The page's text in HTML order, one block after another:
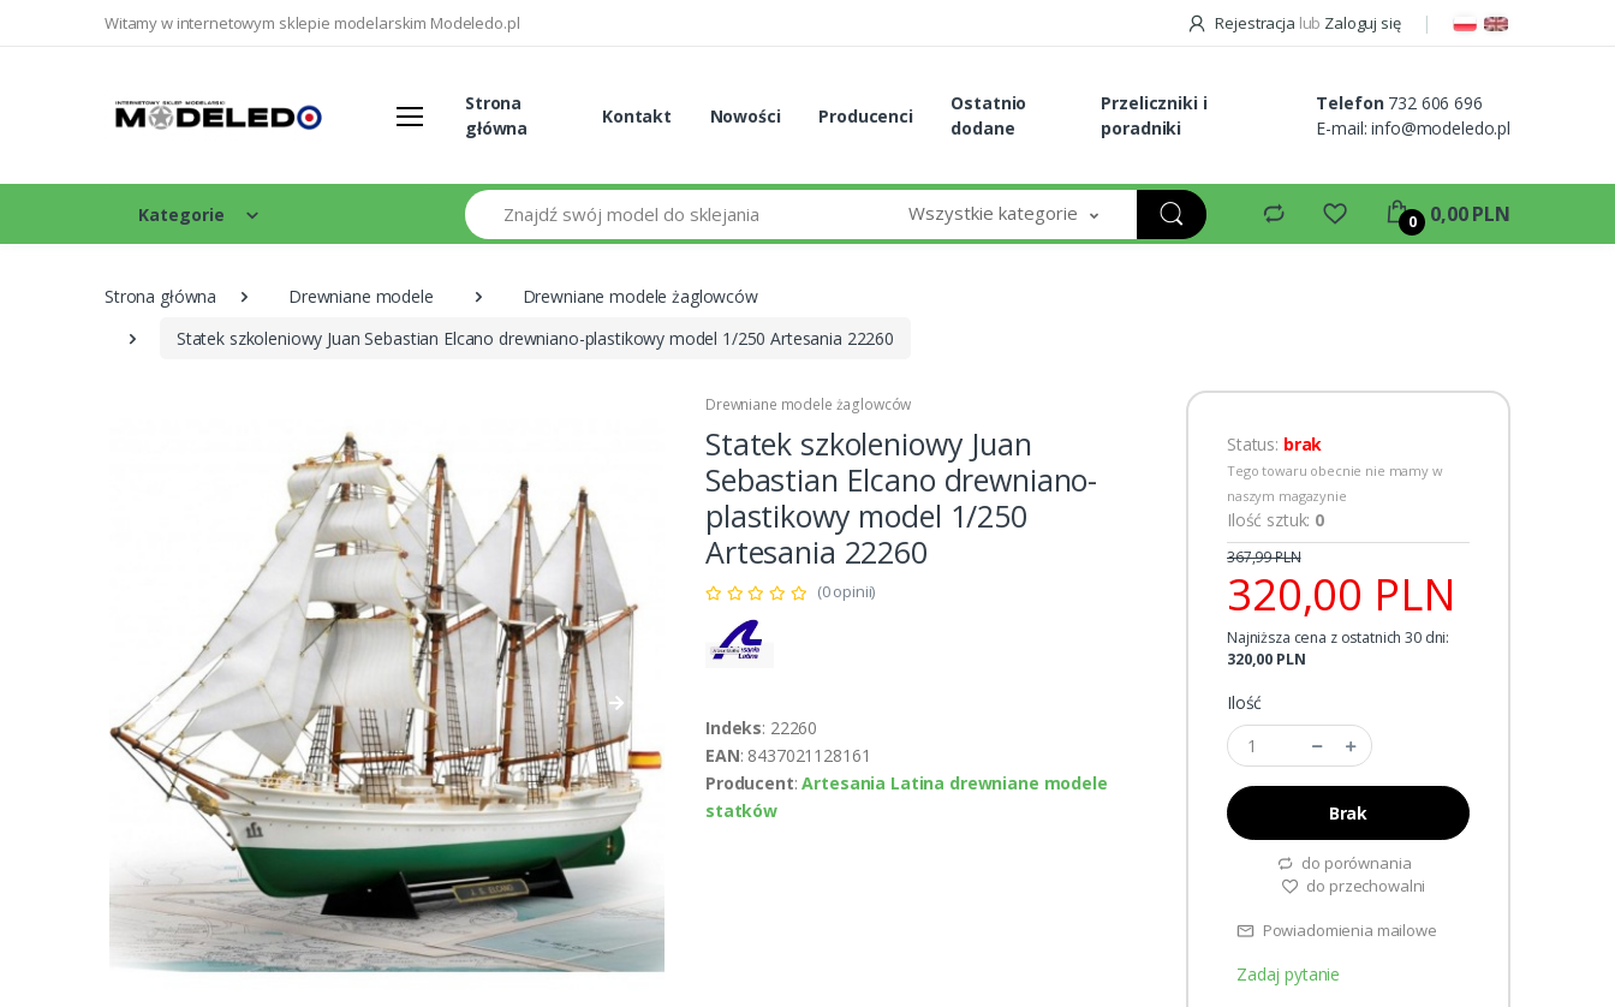
Witamy w internetowym sklepie modelarskim Modeledo.pl Rejestracja lub Zaloguj się
Strona
główna
Kontakt Nowości Producenci
Ostatnio
dodane
Przeliczniki i
poradniki
Telefon 732 606 696
E-mail:info@modeledo.pl
Kategorie
Szukaj Wszystkie kategorie 0 0,00 PLN
Strona główna Drewniane modele
Drewniane modele żaglowców
Statek szkoleniowy Juan Sebastian Elcano drewniano-plastikowy model 1/250 Artesania 22260
Drewniane modele żaglowców
Statek szkoleniowy Juan
Sebastian Elcano drewniano-
plastikowy model 1/250
Artesania 22260
(0 opinii)
Indeks: 22260
EAN: 8437021128161
Producent:Artesania Latina drewniane modele
statków
Status: brak
Tego towaru obecnie nie mamy w
naszym magazynie
Ilość sztuk: 0
320,00 PLN
367,99 PLN
Najniższa cena z ostatnich 30 dni:
320,00 PLN
Ilość
Brak
do porównania
do przechowalni
Powiadomienia mailowe
Zadaj pytanie